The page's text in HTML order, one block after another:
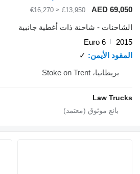
£13,950
≈ €16,270
- شاحنة ذات أغطية جانبية
Euro 6
✓